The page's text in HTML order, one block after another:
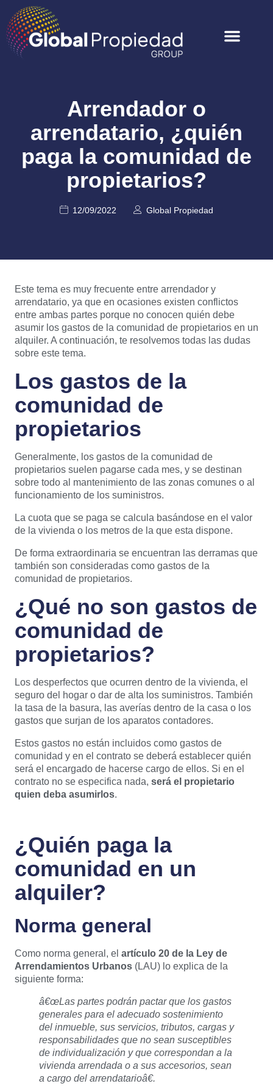
Arrendador o
arrendatario, ¿quién
paga la comunidad de
propietarios?
12/09/2022 Global Propiedad
Este tema es muy frecuente entre arrendador y
arrendatario, ya que en ocasiones existen conflictos
entre ambas partes porque no conocen quién debe
asumir los gastos de la comunidad de propietarios en un
alquiler. A continuación, te resolvemos todas las dudas
sobre este tema.
Los gastos de la
comunidad de
propietarios
Generalmente, los gastos de la comunidad de
propietarios suelen pagarse cada mes, y se destinan
sobre todo al mantenimiento de las zonas comunes o al
funcionamiento de los suministros.
La cuota que se paga se calcula basándose en el valor
de la vivienda o los metros de la que esta dispone.
De forma extraordinaria se encuentran las derramas que
también son consideradas como gastos de la
comunidad de propietarios.
¿Qué no son gastos de
comunidad de
propietarios?
Los desperfectos que ocurren dentro de la vivienda, el
seguro del hogar o dar de alta los suministros. También
la tasa de la basura, las averías dentro de la casa o los
gastos que surjan de los aparatos contadores.
Estos gastos no están incluidos como gastos de
comunidad y en el contrato se deberá establecer quién
será el encargado de hacerse cargo de ellos. Si en el
contrato no se especifica nada, será el propietario
quien deba asumirlos.
¿Quién paga la
comunidad en un
alquiler?
Norma general
Como norma general, el artículo 20 de la Ley de
Arrendamientos Urbanos (LAU) lo explica de la
siguiente forma:
â€œLas partes podrán pactar que los gastos
generales para el adecuado sostenimiento
del inmueble, sus servicios, tributos, cargas y
responsabilidades que no sean susceptibles
de individualización y que correspondan a la
vivienda arrendada o a sus accesorios, sean
a cargo del arrendatarioâ€.